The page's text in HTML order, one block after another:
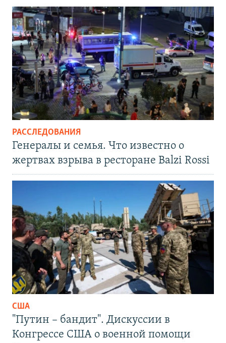
РАССЛЕДОВАНИЯ
Генералы и семья. Что известно о
жертвах взрыва в ресторане Balzi Rossi
США
"Путин – бандит". Дискуссии в
Конгрессе США о военной помощи